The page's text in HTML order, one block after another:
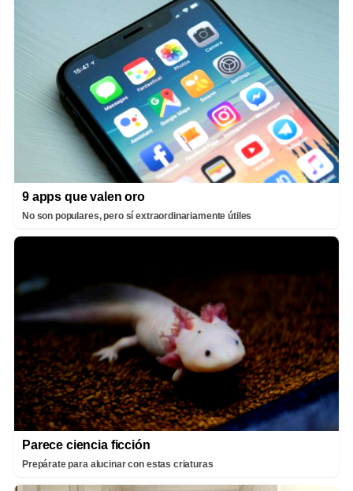
9 apps que valen oro
No son populares, pero sí extraordinariamente útiles
Parece ciencia ficción
Prepárate para alucinar con estas criaturas